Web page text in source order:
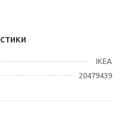
IKEA
20479439